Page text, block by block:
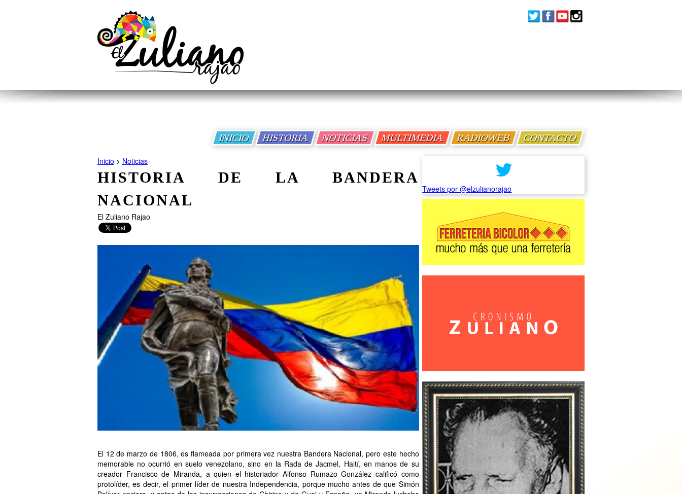
INICIO HISTORIA NOTICIAS MULTIMEDIA RADIOWEB CONTACTO
Inicio > Noticias
HISTORIA DE LA BANDERA
NACIONAL
El Zuliano Rajao
El 12 de marzo de 1806, es flameada por primera vez nuestra Bandera Nacional, pero este hecho
memorable no ocurrió en suelo venezolano, sino en la Rada de Jacmel, Haití, en manos de su
creador Francisco de Miranda, a quien el historiador Alfonso Rumazo González calificó como
protolíder, es decir, el primer líder de nuestra Independencia, porque mucho antes de que Simón
Tweets por @elzulianorajao